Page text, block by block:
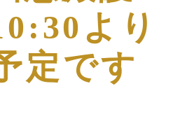
より
定です